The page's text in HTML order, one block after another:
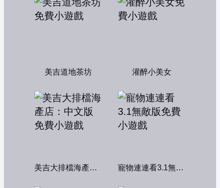
美吉道地茶坊 灌醉小美女
美吉大排檔海產店：中文版 寵物連連看3.1無敵版